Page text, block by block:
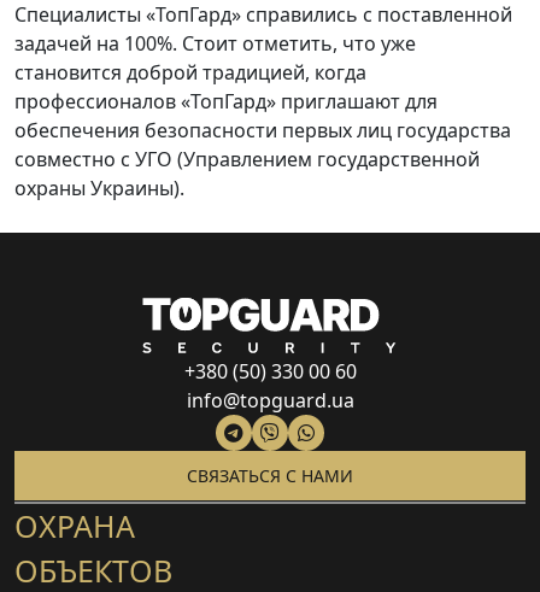
Специалисты «ТопГард» справились с поставленной
задачей на 100%. Стоит отметить, что уже
становится доброй традицией, когда
профессионалов «ТопГард» приглашают для
обеспечения безопасности первых лиц государства
совместно с УГО (Управлением государственной
охраны Украины).
ОХРАНА
ОБЪЕКТОВ
+380 (50) 330 00 60
info@topguard.ua
СВЯЗАТЬСЯ С НАМИ